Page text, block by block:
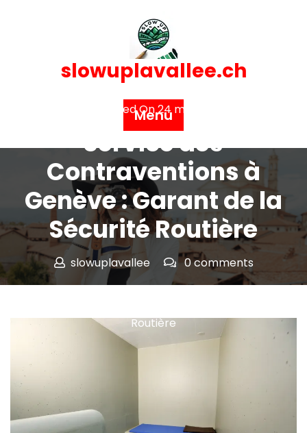
slowuplavallee.ch
Menu
Posted On 24 mai 2026
Service des
Contraventions à
Genève : Garant de la
Sécurité Routière
slowuplavallee
0 comments
slowuplavallee.ch>>geneve>> Service des
Routière